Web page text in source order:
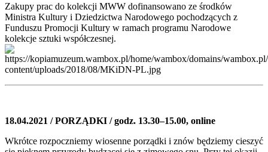
Zakupy prac do kolekcji MWW dofinansowano ze środków
Ministra Kultury i Dziedzictwa Narodowego pochodzących z
Funduszu Promocji Kultury w ramach programu Narodowe
kolekcje sztuki współczesnej.
18.04.2021 / PORZĄDKI / godz. 13.30–15.00, online
Wkrótce rozpoczniemy wiosenne porządki i znów będziemy cieszyć